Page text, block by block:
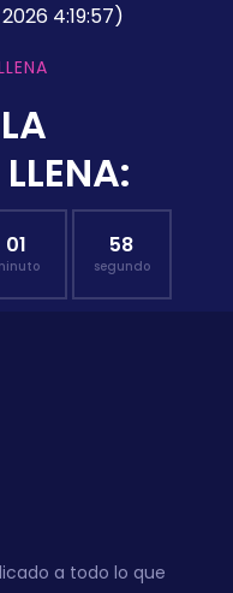
4:19:57)
01 57
segundo
a todo lo que